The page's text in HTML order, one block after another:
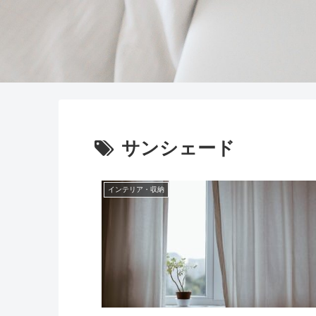
サンシェード
インテリア・収納